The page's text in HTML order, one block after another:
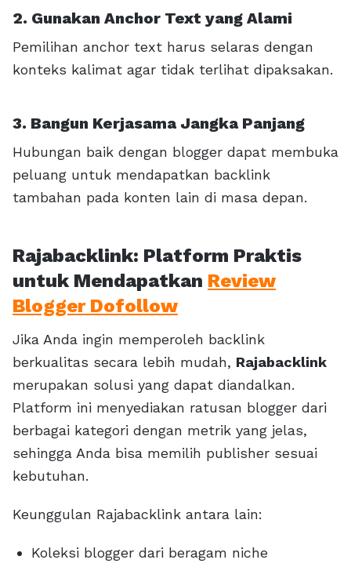
2. Gunakan Anchor Text yang Alami
Pemilihan anchor text harus selaras dengan
konteks kalimat agar tidak terlihat dipaksakan.
3. Bangun Kerjasama Jangka Panjang
Hubungan baik dengan blogger dapat membuka
peluang untuk mendapatkan backlink
tambahan pada konten lain di masa depan.
Rajabacklink: Platform Praktis
untuk Mendapatkan Review
Blogger Dofollow
Jika Anda ingin memperoleh backlink
berkualitas secara lebih mudah, Rajabacklink
merupakan solusi yang dapat diandalkan.
Platform ini menyediakan ratusan blogger dari
berbagai kategori dengan metrik yang jelas,
sehingga Anda bisa memilih publisher sesuai
kebutuhan.
Keunggulan Rajabacklink antara lain:
Koleksi blogger dari beragam niche